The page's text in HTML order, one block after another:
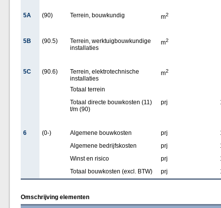
5A (90) Terrein, bouwkundig m2
5B (90.5)
Terrein, werktuigbouwkundige
installaties
m2
5C (90.6)
Terrein, elektrotechnische
installaties
m2
Totaal terrein
Totaal directe bouwkosten (11)
t/m (90)
prj
6 (0-) Algemene bouwkosten prj
Algemene bedrijfskosten
prj
Winst en risico
prj
Totaal bouwkosten (excl. BTW)
prj
Omschrijving elementen